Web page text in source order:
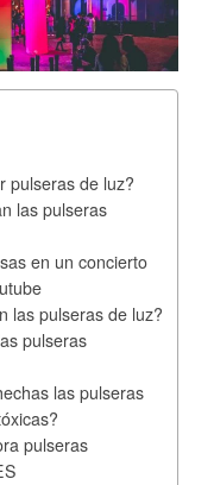
pulseras de luz?
las pulseras
en un concierto
las pulseras de luz?
pulseras
las pulseras
pulseras